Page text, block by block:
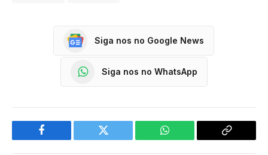
Siga nos no Google News
Siga nos no WhatsApp
Facebook Twitter WhatsApp
Copy